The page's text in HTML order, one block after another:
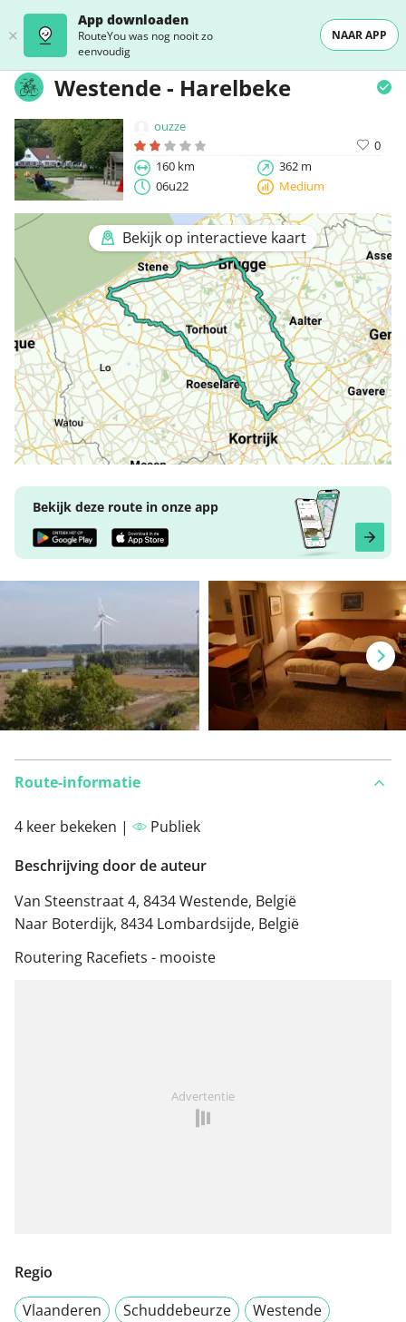
App downloaden
RouteYou was nog nooit zo
eenvoudig
NAAR APP
Westende - Harelbeke
ouzze
0
160 km
362 m
06u22
Medium
Bekijk op interactieve kaart
Bekijk deze route in onze app
Route-informatie
4 keer bekeken |
Publiek
Beschrijving door de auteur
Van Steenstraat 4, 8434 Westende, België
Naar Boterdijk, 8434 Lombardsijde, België
Routering Racefiets - mooiste
Advertentie
Regio
Vlaanderen
Schuddebeurze
Westende